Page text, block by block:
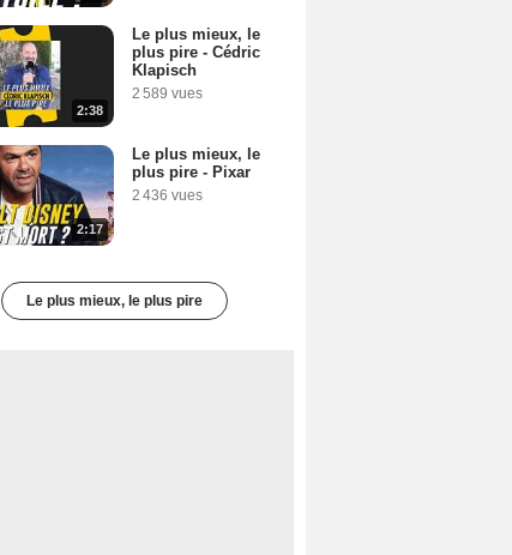
2:38
Le plus mieux, le
plus pire - Cédric
Klapisch
2 589 vues
2:17
Le plus mieux, le
plus pire - Pixar
2 436 vues
Le plus mieux, le plus pire